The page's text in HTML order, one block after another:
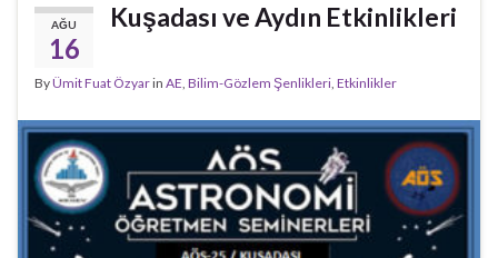
AĞU
16
Kuşadası ve Aydın Etkinlikleri
ByÜmit Fuat Özyarin AE, Bilim-Gözlem Şenlikleri, Etkinlikler